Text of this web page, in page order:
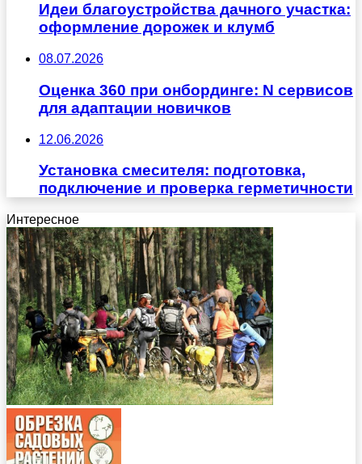
Идеи благоустройства дачного участка:
оформление дорожек и клумб
08.07.2026
Оценка 360 при онбординге: N сервисов
для адаптации новичков
12.06.2026
Установка смесителя: подготовка,
подключение и проверка герметичности
Интересное